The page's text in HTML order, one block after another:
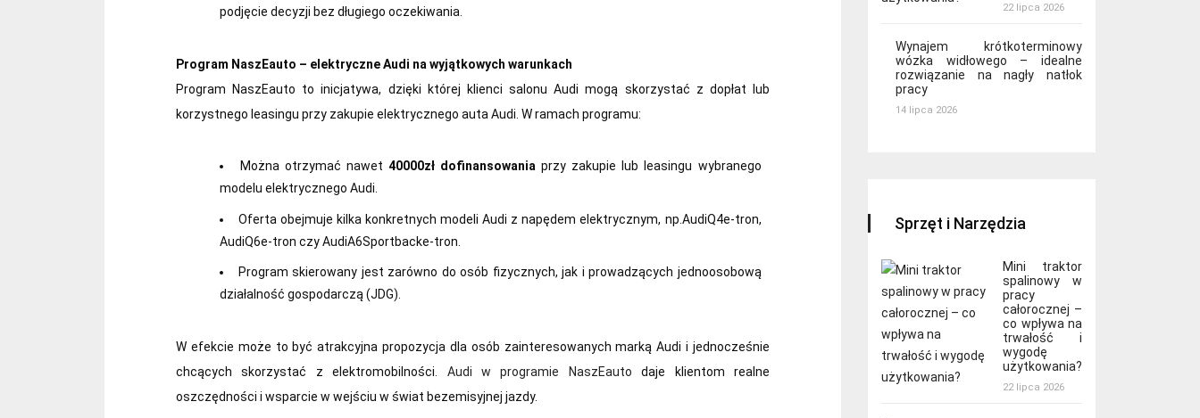
podjęcie decyzji bez długiego oczekiwania.
Program NaszEauto – elektryczne Audi na wyjątkowych warunkach
Program NaszEauto to inicjatywa, dzięki której klienci salonu Audi mogą skorzystać z dopłat lub
korzystnego leasingu przy zakupie elektrycznego auta Audi. W ramach programu:
Można otrzymać nawet 40000zł dofinansowania przy zakupie lub leasingu wybranego
modelu elektrycznego Audi.
Oferta obejmuje kilka konkretnych modeli Audi z napędem elektrycznym, np.AudiQ4e‑tron,
AudiQ6e‑tron czy AudiA6Sportbacke‑tron.
Program skierowany jest zarówno do osób fizycznych, jak i prowadzących jednoosobową
działalność gospodarczą (JDG).
W efekcie może to być atrakcyjna propozycja dla osób zainteresowanych marką Audi i jednocześnie
chcących skorzystać z elektromobilności. Audi w programie NaszEauto daje klientom realne
oszczędności i wsparcie w wejściu w świat bezemisyjnej jazdy.
22 lipca 2026
Wynajem krótkoterminowy
wózka widłowego – idealne
rozwiązanie na nagły natłok
pracy
14 lipca 2026
Sprzęt i Narzędzia
Mini traktor
spalinowy w
pracy
całorocznej –
co wpływa na
trwałość i
wygodę
użytkowania?
22 lipca 2026